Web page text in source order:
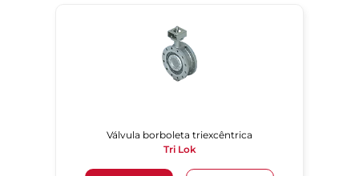
Válvula borboleta triexcêntrica
Tri Lok